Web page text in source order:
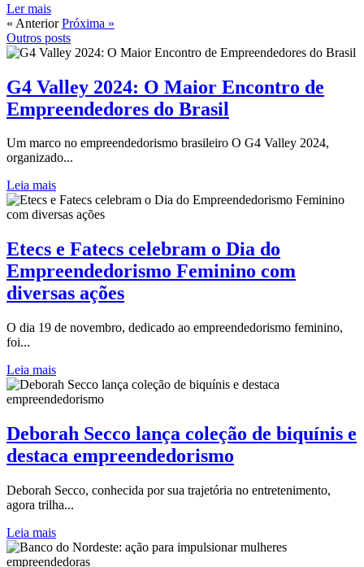
Ler mais
« Anterior Próxima »
Outros posts
G4 Valley 2024: O Maior Encontro de
Empreendedores do Brasil
Um marco no empreendedorismo brasileiro O G4 Valley 2024,
organizado...
Leia mais
Etecs e Fatecs celebram o Dia do
Empreendedorismo Feminino com
diversas ações
O dia 19 de novembro, dedicado ao empreendedorismo feminino,
foi...
Leia mais
Deborah Secco lança coleção de biquínis e
destaca empreendedorismo
Deborah Secco, conhecida por sua trajetória no entretenimento,
agora trilha...
Leia mais